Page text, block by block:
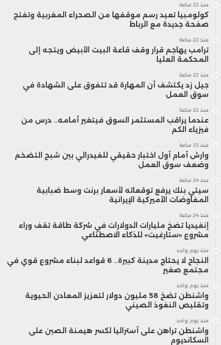
منذ 22 ساعة
كولومبيا تعيد رسم موقفها من الصحراء المغربية وتفتح
صفحة جديدة مع الرباط
منذ 22 ساعة
ترامب يهاجم قرار وقف قاعة البيت الأبيض ويتجه إلى
المحكمة العليا
منذ 22 ساعة
جيل زد يكتشف أن المهارة قد تتفوق على الشهادة في
سوق العمل
منذ 22 ساعة
عندما يراقب المستثمر السوق فيتغير أمامه.. درس من
فيزياء الكم
منذ 23 ساعة
وارش أمام أول اختبار حقيقي للفيدرالي بين شبح التضخم
وضعف سوق العمل
منذ 24 ساعة
سيتي بنك يرفع توقعاته لأسعار برنت وسط ضبابية
المفاوضات الأميركية الإيرانية
منذ 24 ساعة
إنفيديا تضخ مليارات الدولارات في شركة طاقة تقف وراء
مشروع «ستارغيت» للذكاء الاصطناعي
منذ يوم واحد
النجاح لا يحتاج مدينة كبيرة.. 6 قواعد لبناء مشروع قوي في
مجتمع صغير
منذ يوم واحد
واشنطن تضخ 58 مليون دولار لتعزيز المعادن الحيوية
وتقليص النفوذ الصيني
منذ يوم واحد
واشنطن تراهن على أستراليا لكسر هيمنة الصين على
السكانديوم